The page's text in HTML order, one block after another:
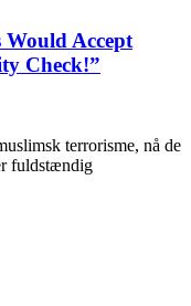
Accept
Check!”
terrorisme, nå de
fuldstændig